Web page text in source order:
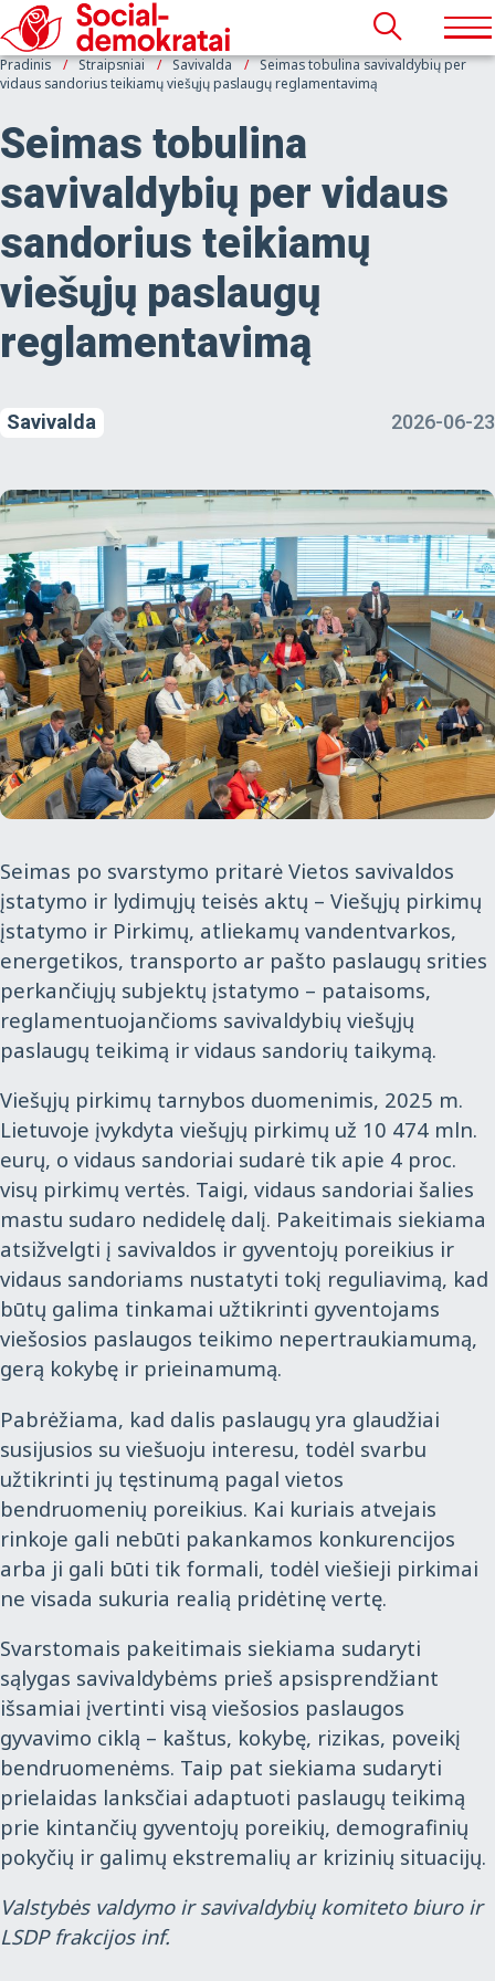
Pradinis Straipsniai Savivalda
Seimas tobulina savivaldybių per
vidaus sandorius teikiamų viešųjų paslaugų reglamentavimą
Seimas tobulina
savivaldybių per vidaus
sandorius teikiamų
viešųjų paslaugų
reglamentavimą
Savivalda 2026-06-23
Seimas po svarstymo pritarė Vietos savivaldos
įstatymo ir lydimųjų teisės aktų – Viešųjų pirkimų
įstatymo ir Pirkimų, atliekamų vandentvarkos,
energetikos, transporto ar pašto paslaugų srities
perkančiųjų subjektų įstatymo – pataisoms,
reglamentuojančioms savivaldybių viešųjų
paslaugų teikimą ir vidaus sandorių taikymą.
Viešųjų pirkimų tarnybos duomenimis, 2025 m.
Lietuvoje įvykdyta viešųjų pirkimų už 10 474 mln.
eurų, o vidaus sandoriai sudarė tik apie 4 proc.
visų pirkimų vertės. Taigi, vidaus sandoriai šalies
mastu sudaro nedidelę dalį. Pakeitimais siekiama
atsižvelgti į savivaldos ir gyventojų poreikius ir
vidaus sandoriams nustatyti tokį reguliavimą, kad
būtų galima tinkamai užtikrinti gyventojams
viešosios paslaugos teikimo nepertraukiamumą,
gerą kokybę ir prieinamumą.
Pabrėžiama, kad dalis paslaugų yra glaudžiai
susijusios su viešuoju interesu, todėl svarbu
užtikrinti jų tęstinumą pagal vietos
bendruomenių poreikius. Kai kuriais atvejais
rinkoje gali nebūti pakankamos konkurencijos
arba ji gali būti tik formali, todėl viešieji pirkimai
ne visada sukuria realią pridėtinę vertę.
Svarstomais pakeitimais siekiama sudaryti
sąlygas savivaldybėms prieš apsisprendžiant
išsamiai įvertinti visą viešosios paslaugos
gyvavimo ciklą – kaštus, kokybę, rizikas, poveikį
bendruomenėms. Taip pat siekiama sudaryti
prielaidas lanksčiai adaptuoti paslaugų teikimą
prie kintančių gyventojų poreikių, demografinių
pokyčių ir galimų ekstremalių ar krizinių situacijų.
Valstybės valdymo ir savivaldybių komiteto biuro ir
LSDP frakcijos inf.